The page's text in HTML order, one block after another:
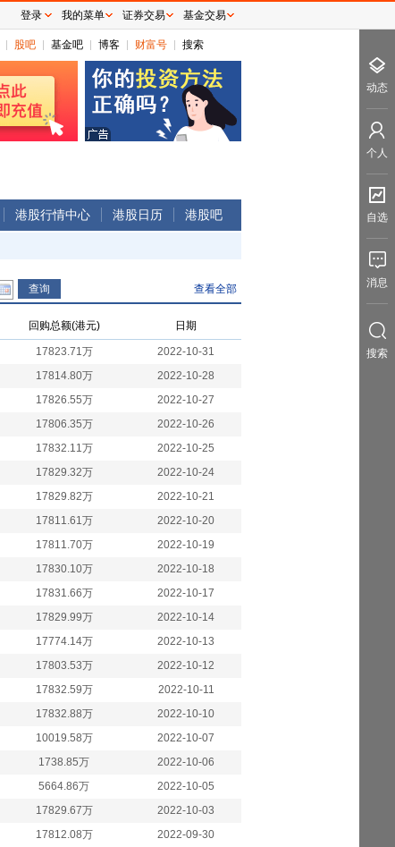
股吧 基金吧 博客 财富号 搜索
港股行情中心 港股日历 港股吧
查看全部
回购总额(港元) 日期
17823.71万
2022-10-31
17814.80万
2022-10-28
17826.55万
2022-10-27
17806.35万
2022-10-26
17832.11万
2022-10-25
17829.32万
2022-10-24
17829.82万
2022-10-21
17811.61万
2022-10-20
17811.70万
2022-10-19
17830.10万
2022-10-18
17831.66万
2022-10-17
17829.99万
2022-10-14
17774.14万
2022-10-13
17803.53万
2022-10-12
17832.59万
2022-10-11
17832.88万
2022-10-10
10019.58万
2022-10-07
1738.85万
2022-10-06
5664.86万
2022-10-05
17829.67万
2022-10-03
17812.08万
2022-09-30
登录 我的菜单 证券交易 基金交易
动态
个人
自选
消息
搜索